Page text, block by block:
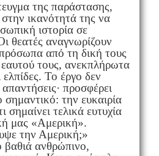
της παράστασης,
ικανότητά της να
ιστορία σε
θεατές αναγνωρίζουν
από τη δική τους
τους, ανεκπλήρωτα
Το έργο δεν
προσφέρει
την ευκαιρία
σημαίνει τελικά ευτυχία
μας «Αμερική».
την Αμερική;»
βαθιά ανθρώπινο,